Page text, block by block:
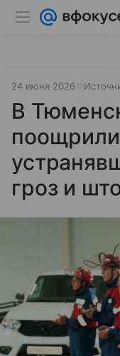
24 июня 2026
В
поощрили
гроз и